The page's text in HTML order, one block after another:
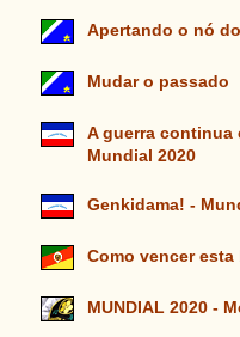
Apertando o nó
Mudar o passado
A guerra continua
Mundial 2020
Genkidama! -
Como vencer
MUNDIAL 2020 -